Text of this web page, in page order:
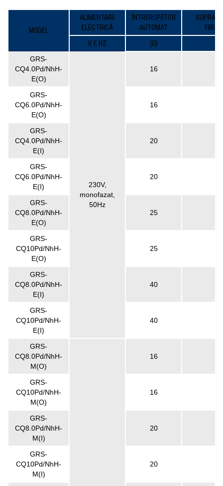
MODEL
ALIMENTARE
ELECTRICĂ
ÎNTRERUPĂTOR
AUTOMAT
V, F, HZ
(O)
GRS-
CQ4.0Pd/NhH-
E(O)
230V,
monofazat,
50Hz
16
GRS-
CQ6.0Pd/NhH-
E(O)
16
GRS-
CQ4.0Pd/NhH-
E(I)
20
GRS-
CQ6.0Pd/NhH-
E(I)
20
GRS-
CQ8.0Pd/NhH-
E(O)
25
GRS-
CQ10Pd/NhH-
E(O)
25
GRS-
CQ8.0Pd/NhH-
E(I)
40
GRS-
CQ10Pd/NhH-
E(I)
40
GRS-
CQ8.0Pd/NhH-
M(O)
16
GRS-
CQ10Pd/NhH-
M(O)
16
GRS-
CQ8.0Pd/NhH-
M(I)
20
GRS-
CQ10Pd/NhH-
M(I)
20